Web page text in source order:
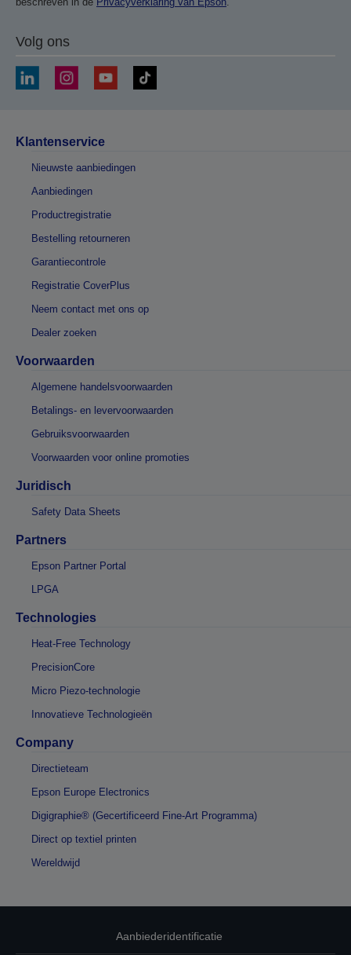
Volg ons
Klantenservice
Nieuwste aanbiedingen
Aanbiedingen
Productregistratie
Bestelling retourneren
Garantiecontrole
Registratie CoverPlus
Neem contact met ons op
Dealer zoeken
Voorwaarden
Algemene handelsvoorwaarden
Betalings- en levervoorwaarden
Gebruiksvoorwaarden
Voorwaarden voor online promoties
Juridisch
Safety Data Sheets
Partners
Epson Partner Portal
LPGA
Technologies
Heat-Free Technology
PrecisionCore
Micro Piezo-technologie
Innovatieve Technologieën
Company
Directieteam
Epson Europe Electronics
Digigraphie® (Gecertificeerd Fine-Art Programma)
Direct op textiel printen
Wereldwijd
Aanbiederidentificatie